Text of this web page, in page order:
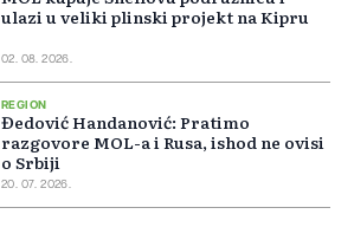
ulazi u veliki plinski projekt na Kipru
02. 08. 2026.
REGION
Đedović Handanović: Pratimo
razgovore MOL-a i Rusa, ishod ne ovisi
o Srbiji
20. 07. 2026.